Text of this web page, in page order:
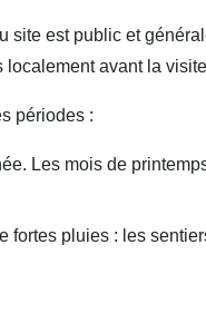
site est public et
localement avant la
périodes :
Les mois de
fortes pluies : les